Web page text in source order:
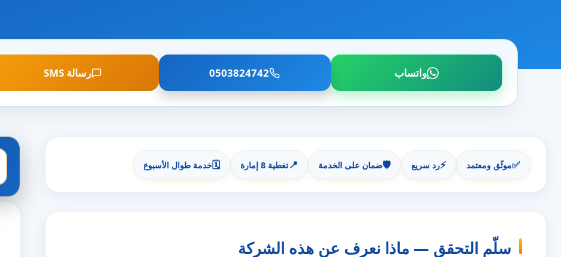
واتساب 0503824742 رسالة SMS
✅موثّق ومعتمد ⚡رد سريع 🛡️ضمان على الخدمة 📍تغطية 8 إمارة 🗓️خدمة طوال الأسبوع
سلّم التحقق — ماذا نعرف عن هذه الشركة